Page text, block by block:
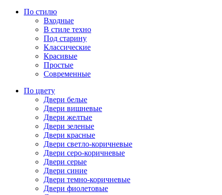
По стилю
Входные
В стиле техно
Под старину
Классические
Красивые
Простые
Современные
По цвету
Двери белые
Двери вишневые
Двери желтые
Двери зеленые
Двери красные
Двери светло-коричневые
Двери серо-коричневые
Двери серые
Двери синие
Двери темно-коричневые
Двери фиолетовые